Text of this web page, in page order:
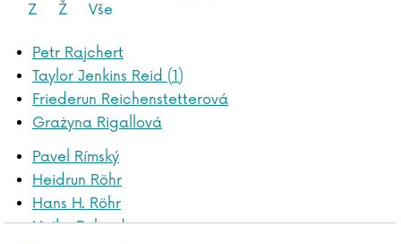
Z
Ž Vše
Petr Rajchert
Taylor Jenkins Reid (1)
Friederun Reichenstetterová
Grażyna Rigallová
Pavel Rímský
Heidrun Röhr
Hans H. Röhr
Heike Roland